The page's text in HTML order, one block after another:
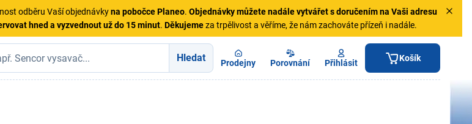
odběru Vaší objednávkyna pobočce Planeo. Objednávkymůžete nadále vytvářet s doručením na Vaši adresu
hned a vyzvednout už do 15 minut. Děkujemeza trpělivost a věříme, že nám zachováte přízeň i nadále.
Hledat Prodejny Porovnání Přihlásit Košík